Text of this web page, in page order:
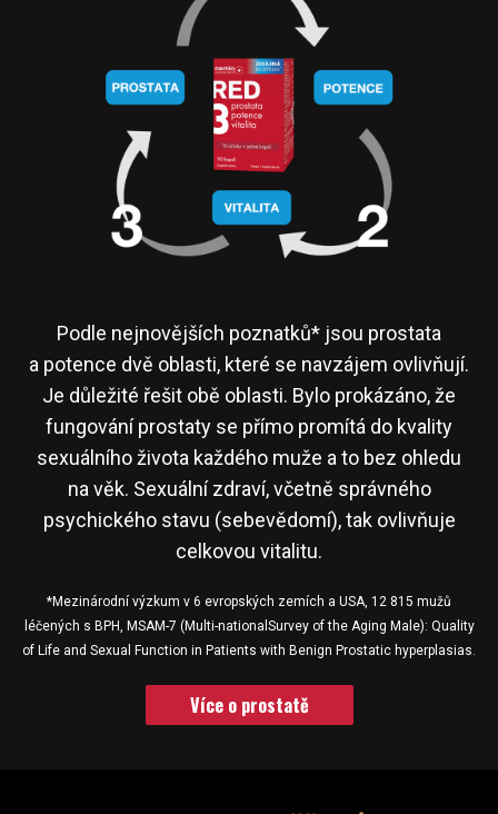
Podle nejnovějších poznatků* jsou prostata
a potence dvě oblasti, které se navzájem ovlivňují.
Je důležité řešit obě oblasti. Bylo prokázáno, že
fungování prostaty se přímo promítá do kvality
sexuálního života každého muže a to bez ohledu
na věk. Sexuální zdraví, včetně správného
psychického stavu (sebevědomí), tak ovlivňuje
celkovou vitalitu.
*Mezinárodní výzkum v 6 evropských zemích a USA, 12 815 mužů
léčených s BPH, MSAM-7 (Multi-nationalSurvey of the Aging Male): Quality
of Life and Sexual Function in Patients with Benign Prostatic hyperplasias.
Více o prostatě